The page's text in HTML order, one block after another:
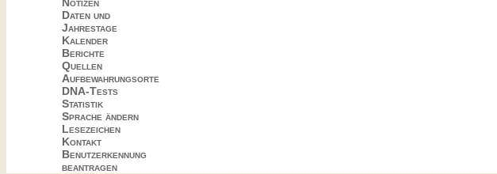
Daten und
Jahrestage
Kalender
Berichte
Quellen
Aufbewahrungsorte
DNA-Tests
Statistik
Sprache ändern
Lesezeichen
Kontakt
Benutzerkennung
beantragen